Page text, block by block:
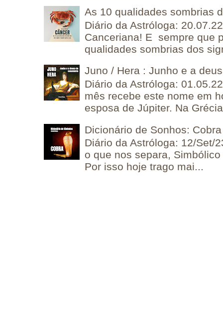
As 10 qualidades sombrias
Diário da Astróloga:
Canceriana! E sempre que
qualidades sombrias dos
Juno / Hera : Junho e a
Diário da Astróloga:
mês recebe este nome em
esposa de Júpiter. Na
Dicionário de Sonhos: Cobra
Diário da Astróloga: 12/Set/
o que nos separa,
Por isso hoje trago mai...